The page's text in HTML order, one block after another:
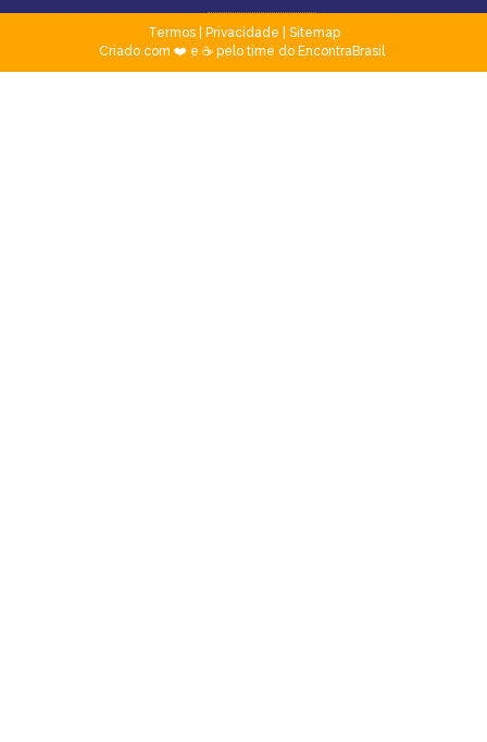
Termos| Privacidade
Sitemap
Criado com ❤️ e ☕ pelo time do EncontraBrasil